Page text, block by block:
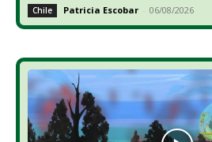
Chile Patricia Escobar - 06/08/2026